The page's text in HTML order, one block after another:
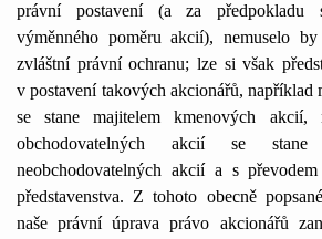
právní postavení (a za předpokladu
výměnného poměru akcií), nemuselo
zvláštní právní ochranu; lze si však
v postavení takových akcionářů,
se stane majitelem kmenových akcií,
obchodovatelných akcií se stane
neobchodovatelných akcií a s
představenstva. Z tohoto obecně
naše právní úprava právo akcionářů